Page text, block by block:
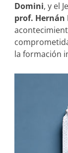
Domini, y el
prof. Hernán
la formación